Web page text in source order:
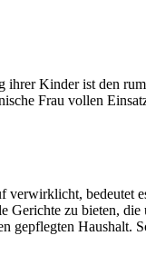
Kinder ist den
Frau vollen
verwirklicht, bedeutet
Gerichte zu bieten, die
gepflegten Haushalt.